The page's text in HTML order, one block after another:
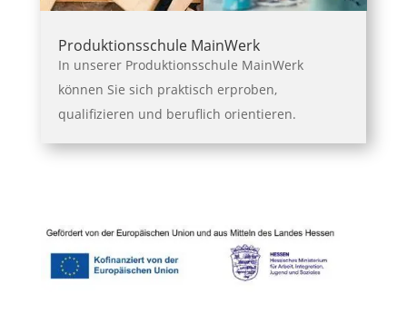
Produktionsschule MainWerk
In unserer Produktionsschule MainWerk
können Sie sich praktisch erproben,
qualifizieren und beruflich orientieren.